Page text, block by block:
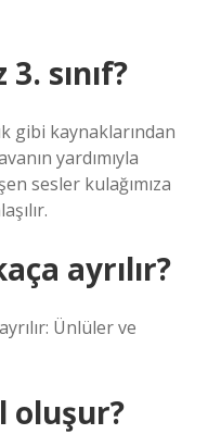
sınıf?
gibi kaynaklarından
yardımıyla
sesler kulağımıza
ayrılır?
Ünlüler ve
oluşur?